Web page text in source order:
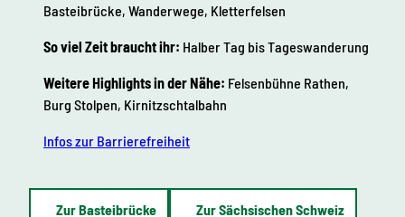
Basteibrücke, Wanderwege, Kletterfelsen
So viel Zeit braucht ihr: Halber Tag bis Tageswanderung
Weitere Highlights in der Nähe: Felsenbühne Rathen,
Burg Stolpen, Kirnitzschtalbahn
Infos zur Barrierefreiheit
Zur Basteibrücke Zur Sächsischen Schweiz